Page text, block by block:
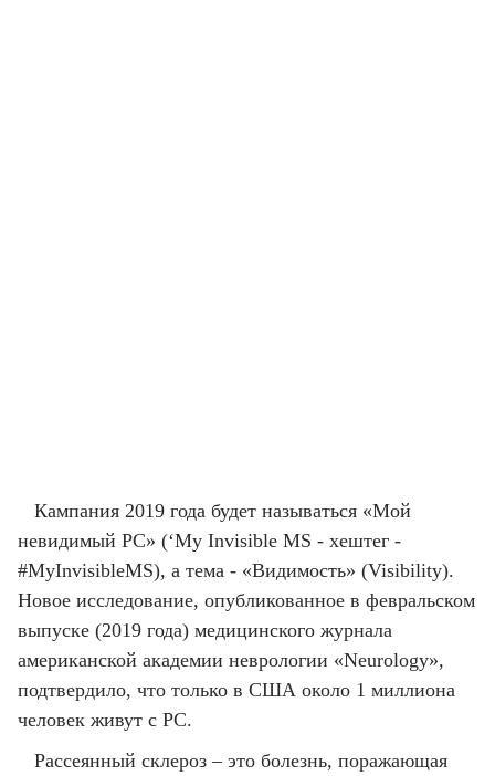
Кампания 2019 года будет называться «Мой
невидимый РС» (‘My Invisible MS - хештег -
#MyInvisibleMS), а тема - «Видимость» (Visibility).
Новое исследование, опубликованное в февральском
выпуске (2019 года) медицинского журнала
американской академии неврологии «Neurology»,
подтвердило, что только в США около 1 миллиона
человек живут с РС.
Рассеянный склероз – это болезнь, поражающая